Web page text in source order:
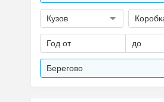
Кузов
Год от до
Берегово